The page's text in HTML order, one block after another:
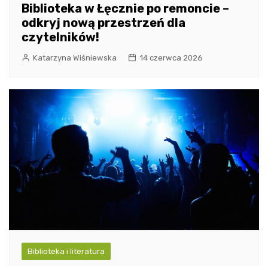
Biblioteka w Łęcznie po remoncie –
odkryj nową przestrzeń dla
czytelników!
Katarzyna Wiśniewska 14 czerwca 2026
Biblioteka i literatura